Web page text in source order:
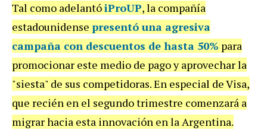
Tal como adelantóiProUP,la compañía
estadounidense presentó una agresiva
campaña con descuentos de hasta 50% para
promocionar este medio de pagoy aprovecharla
"siesta" de sus competidoras.En especial deVisa,
que recién en el segundotrimestre comenzará a
migrarhacia esta innovación enlaArgentina.